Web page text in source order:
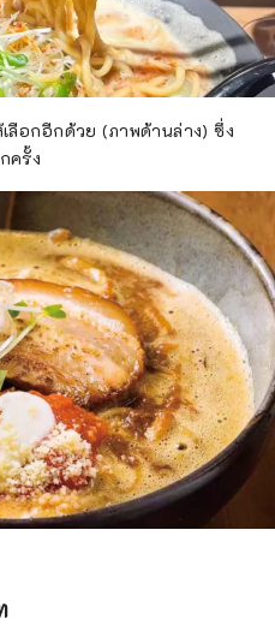
ลือกอีกด้วย (ภาพด้านล่าง) ซึ่ง
ครั้ง